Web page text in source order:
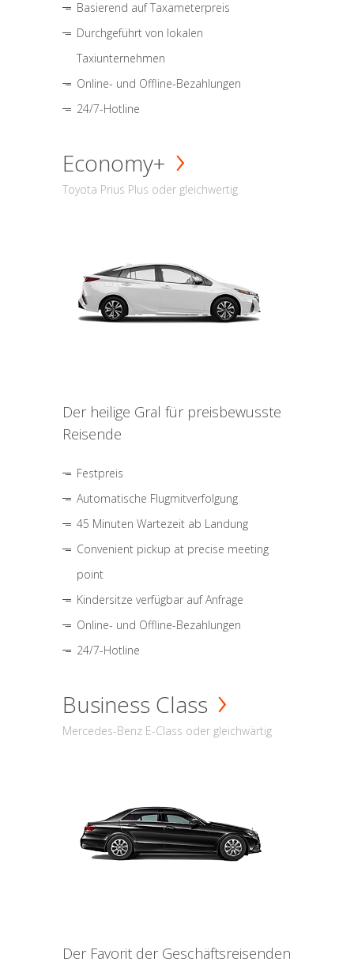
Basierend auf Taxameterpreis
Durchgeführt von lokalen
Taxiunternehmen
Online- und Offline-Bezahlungen
24/7-Hotline
Economy+
Toyota Prius Plus oder gleichwertig
Der heilige Gral für preisbewusste
Reisende
Festpreis
Automatische Flugmitverfolgung
45 Minuten Wartezeit ab Landung
Convenient pickup at precise meeting
point
Kindersitze verfügbar auf Anfrage
Online- und Offline-Bezahlungen
24/7-Hotline
Business Class
Mercedes-Benz E-Class oder gleichwärtig
Der Favorit der Geschäftsreisenden